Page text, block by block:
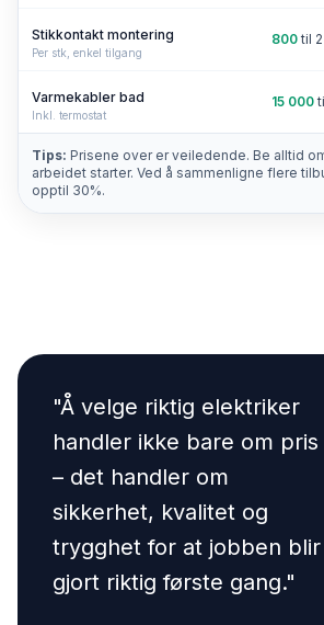
Stikkontakt montering
Per stk, enkel tilgang
800 til
Varmekabler bad
Inkl. termostat
15 000
Tips: Prisene over er veiledende. Be alltid
arbeidet starter. Ved å sammenligne flere
opptil 30%.
"Å velge riktig elektriker
handler ikke bare om pris
– det handler om
sikkerhet, kvalitet og
trygghet for at jobben blir
gjort riktig første gang."